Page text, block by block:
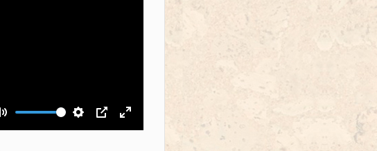
Выключить звукНастройки
PIP На весь экран